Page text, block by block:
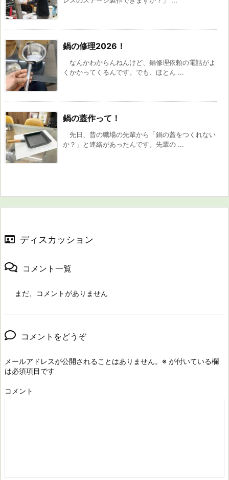
鍋の修理2026！
なんかわからんねんけど、鍋修理依頼の電話がよ
くかかってくるんです。でも、ほとん ...
鍋の蓋作って！
先日、昔の職場の先輩から「鍋の蓋をつくれない
か？」と連絡があったんです。先輩の ...
ディスカッション
コメント一覧
まだ、コメントがありません
コメントをどうぞ
メールアドレスが公開されることはありません。 ※ が付いている欄
は必須項目です
コメント